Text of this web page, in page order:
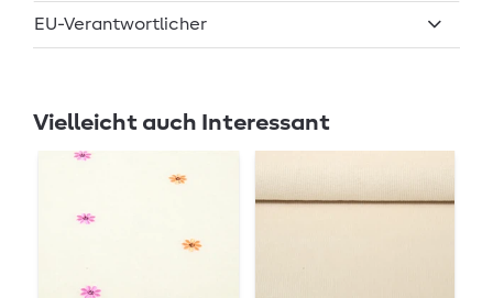
EU-Verantwortlicher
Vielleicht auch Interessant